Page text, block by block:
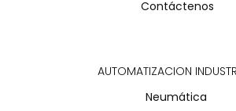
Contáctenos
AUTOMATIZACION
Neumática